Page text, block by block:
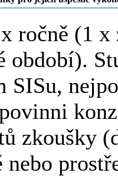
ročně (1
období).
SISu,
zkoušky
nebo